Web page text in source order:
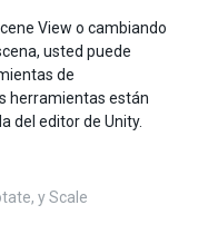
View o cambiando
usted puede
de
herramientas están
del editor de Unity.
y Scale